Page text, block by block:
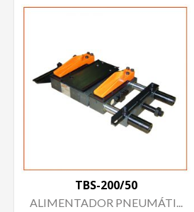
TBS-200/50
ALIMENTADOR PNEUMÁTI...